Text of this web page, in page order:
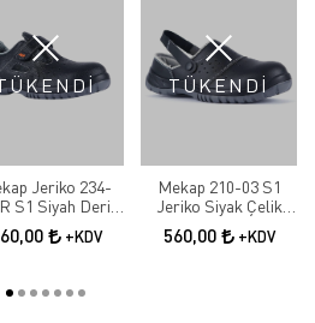
Jeriko 234-
S1 Siyah Deri
Burunlu
Sandalet+KDV
TÜKENDİ
Mekap 210-03 S1
Jeriko Siyak Çelik
Burunlu İş Ayakkabısı
560,00 +KDV